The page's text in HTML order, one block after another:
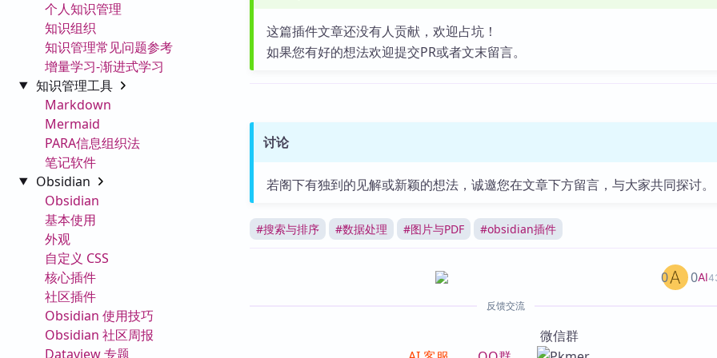
个人知识管理
知识组织
知识管理常见问题参考
增量学习-渐进式学习
知识管理工具
Markdown
Mermaid
PARA信息组织法
笔记软件
Obsidian
Obsidian
基本使用
外观
自定义 CSS
核心插件
社区插件
Obsidian 使用技巧
Obsidian 社区周报
Dataview 专题
这篇插件文章还没有人贡献，欢迎占坑！
如果您有好的想法欢迎提交PR或者文末留言。
讨论
若阁下有独到的见解或新颖的想法，诚邀您在文章下方留言，与大家共同探讨。
#搜索与排序 #数据处理 #图片与PDF #obsidian插件
AI
0 0
反馈交流
微信群